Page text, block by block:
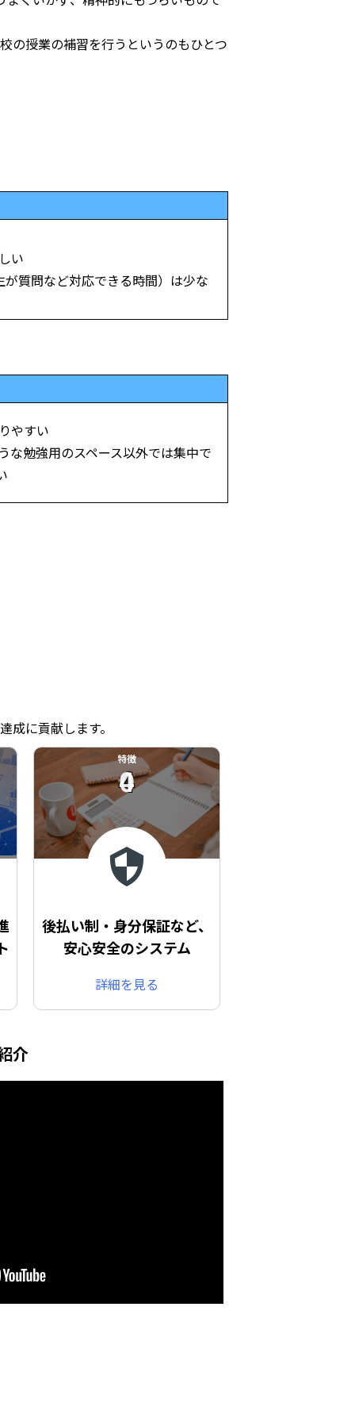
の授業の補習を行うというのもひとつ
い
質問など対応できる時間）は少な
やすい
勉強用のスペース以外では集中で
に貢献します。
特徴
04
後払い制・身分保証など、
安心安全のシステム
詳細を見る
介